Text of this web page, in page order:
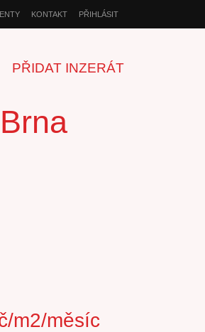
KONTAKT PŘIHLÁSIT
PŘIDAT INZERÁT
m2/měsíc